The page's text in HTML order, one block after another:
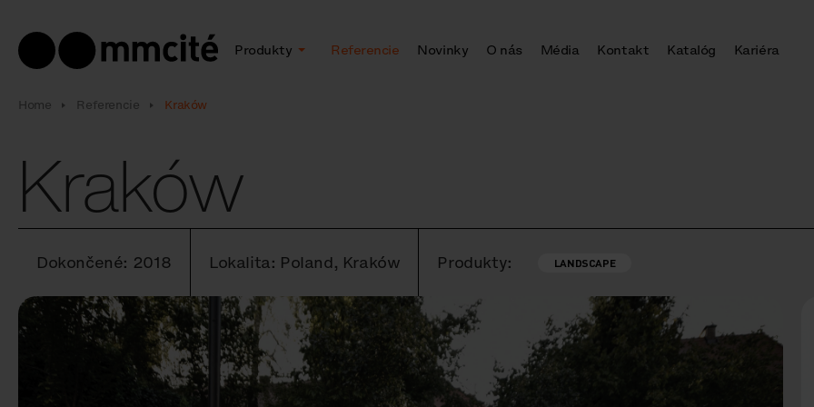
Produkty Referencie Novinky O nás Média Kontakt Katalóg Kariéra
Home Referencie Kraków
Kraków
Dokončené: 2018 Lokalita: Poland, Kraków Produkty: LANDSCAPE